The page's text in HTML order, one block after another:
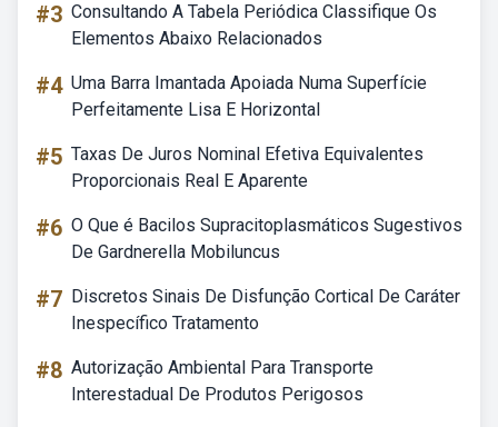
#3 Consultando A Tabela Periódica Classifique Os
Elementos Abaixo Relacionados
#4 Uma Barra Imantada Apoiada Numa Superfície
Perfeitamente Lisa E Horizontal
#5 Taxas De Juros Nominal Efetiva Equivalentes
Proporcionais Real E Aparente
#6 O Que é Bacilos Supracitoplasmáticos Sugestivos
De Gardnerella Mobiluncus
#7 Discretos Sinais De Disfunção Cortical De Caráter
Inespecífico Tratamento
#8 Autorização Ambiental Para Transporte
Interestadual De Produtos Perigosos